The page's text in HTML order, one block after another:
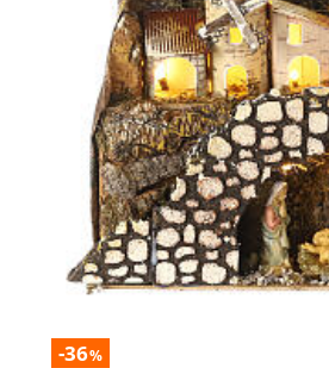
-36%